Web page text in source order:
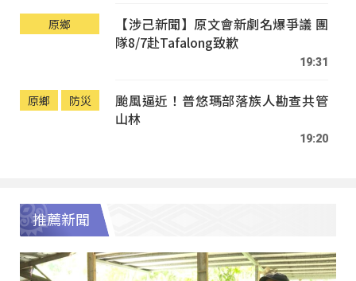
原鄉
【涉己新聞】原文會新劇名爆爭議 團
隊8/7赴Tafalong致歉
19:31
原鄉 防災
颱風逼近！普悠瑪部落族人勘查共管
山林
19:20
推薦新聞